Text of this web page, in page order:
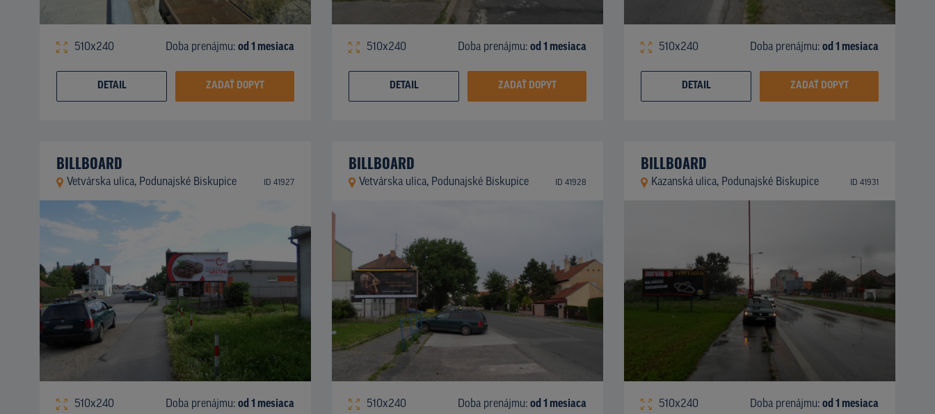
510x240 Doba prenájmu: od 1 mesiaca
DETAIL ZADAŤ DOPYT
510x240 Doba prenájmu: od 1 mesiaca
DETAIL ZADAŤ DOPYT
510x240 Doba prenájmu: od 1 mesiaca
DETAIL ZADAŤ DOPYT
BILLBOARD
Vetvárska ulica, Podunajské Biskupice ID 41927
510x240 Doba prenájmu: od 1 mesiaca
BILLBOARD
Vetvárska ulica, Podunajské Biskupice ID 41928
510x240 Doba prenájmu: od 1 mesiaca
BILLBOARD
Kazanská ulica, Podunajské Biskupice ID 41931
510x240 Doba prenájmu: od 1 mesiaca